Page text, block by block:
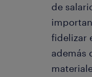
de
fidelizar
además